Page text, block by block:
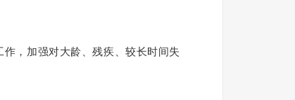
，加强对大龄、残疾、较长时间失